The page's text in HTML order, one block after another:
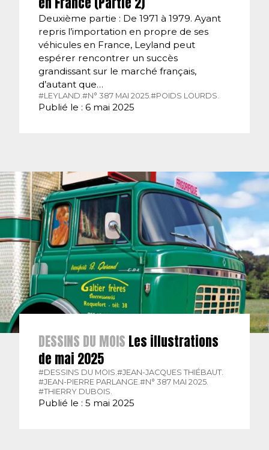
Deuxième partie : De 1971 à 1979. Ayant
repris l’importation en propre de ses
véhicules en France, Leyland peut
espérer rencontrer un succès
grandissant sur le marché français,
d’autant que…
#LEYLAND. #N° 387 MAI 2025. #POIDS LOURDS.
Publié le : 6 mai 2025
DESSINS DU MOIS Les illustrations
de mai 2025
#DESSINS DU MOIS. #JEAN-JACQUES THIÉBAUT.
#JEAN-PIERRE PARLANGE. #N° 387 MAI 2025.
#THIERRY DUBOIS.
Publié le : 5 mai 2025